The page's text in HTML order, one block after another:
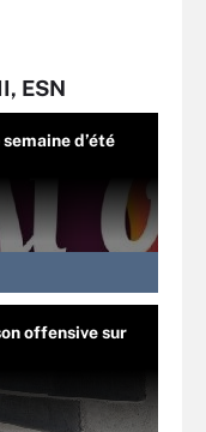
ESN
d’été
offensive sur